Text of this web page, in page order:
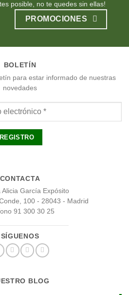
posible, no te quedes sin ellas!
PROMOCIONES
BOLETÍN
para estar informado de nuestras
novedades
CONTACTA
Alicia García Expósito
100 - 28043 - Madrid
91 300 30 25
SÍGUENOS
BLOG